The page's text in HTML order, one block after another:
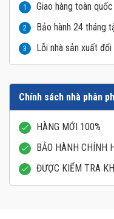
1 Giao hàng toàn quốc
2 Bảo hành 24 tháng
3 Lỗi nhà sản xuất
Chính sách nhà phân
HÀNG MỚI 100%
BẢO HÀNH CHÍNH
ĐƯỢC KIỂM TRA